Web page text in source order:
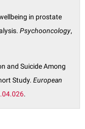
in prostate
Psychooncology,
and Suicide Among
Study. European
.